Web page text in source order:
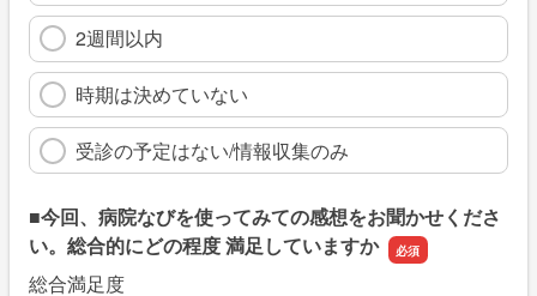
2週間以内
時期は決めていない
受診の予定はない/情報収集のみ
■今回、病院なびを使ってみての感想をお聞かせくださ
い。総合的にどの程度 満足していますか
総合満足度